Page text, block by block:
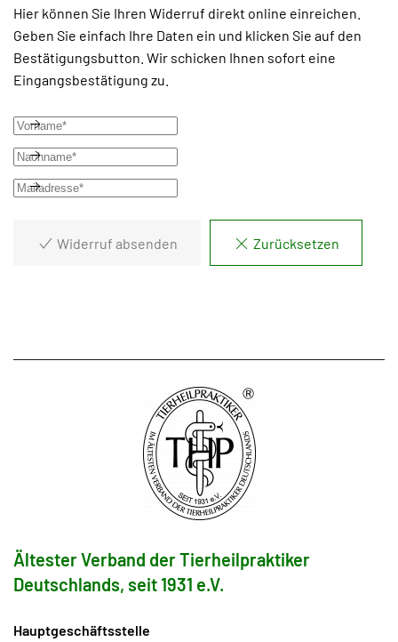
Hier können Sie Ihren Widerruf direkt online einreichen.
Geben Sie einfach Ihre Daten ein und klicken Sie auf den
Bestätigungsbutton. Wir schicken Ihnen sofort eine
Eingangsbestätigung zu.
Widerruf absenden Zurücksetzen
Ältester Verband der Tierheilpraktiker
Deutschlands, seit 1931 e.V.
Hauptgeschäftsstelle